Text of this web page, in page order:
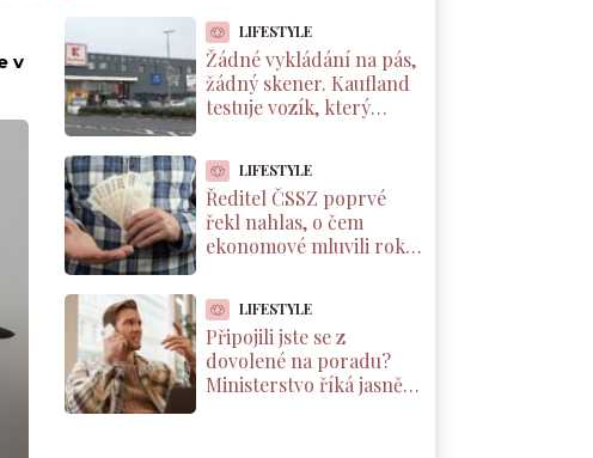
v
LIFESTYLE
Žádné vykládání na pás,
žádný skener. Kaufland
testuje vozík, který
sebe
LIFESTYLE
Ředitel ČSSZ poprvé
řekl nahlas, o čem
ekonomové mluvili roky.
o 1800 Kč měsíčně
LIFESTYLE
Připojili jste se z
dovolené na poradu?
Ministerstvo říká jasně: